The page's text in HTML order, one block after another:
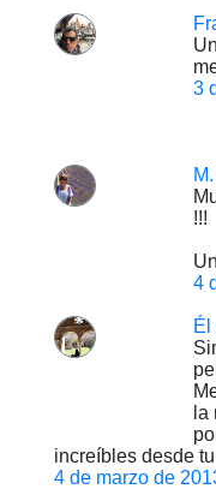
3
!!!
4
Él
la
increíbles desde
4 de marzo de